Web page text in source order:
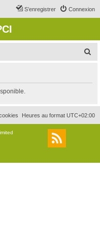
Connexion
S’enregistrer
r
c
r
Heures au format UTC+02:00